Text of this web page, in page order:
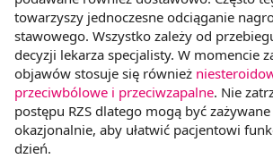
towarzyszy jednoczesne odciąganie
stawowego. Wszystko zależy od
decyzji lekarza specjalisty. W momencie
objawów stosuje się również
przeciwbólowe i przeciwzapalne. Nie
postępu RZS dlatego mogą być
okazjonalnie, aby ułatwić pacjentowi
dzień.